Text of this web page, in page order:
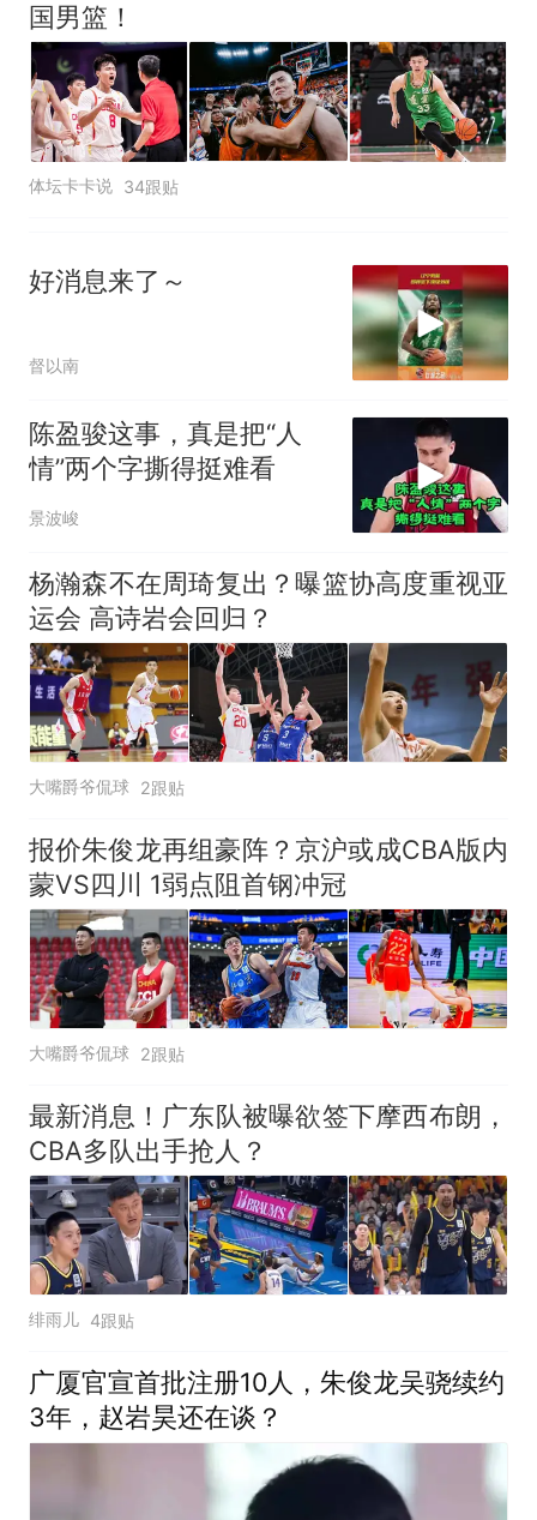
国男篮！
体坛卡卡说 34跟贴
好消息来了～
督以南
陈盈骏这事，真是把“人
情”两个字撕得挺难看
景波峻
杨瀚森不在周琦复出？曝篮协高度重视亚
运会 高诗岩会回归？
大嘴爵爷侃球 2跟贴
报价朱俊龙再组豪阵？京沪或成CBA版内
蒙VS四川 1弱点阻首钢冲冠
大嘴爵爷侃球 2跟贴
最新消息！广东队被曝欲签下摩西布朗，
CBA多队出手抢人？
绯雨儿 4跟贴
广厦官宣首批注册10人，朱俊龙吴骁续约
3年，赵岩昊还在谈？